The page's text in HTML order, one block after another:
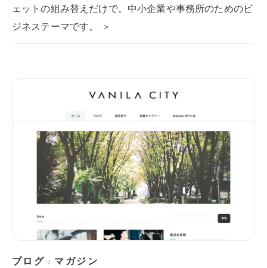
ェットの組み替えだけで。中小企業や事務所のためのビ
ジネステーマです。 ＞
ブログ / マガジン